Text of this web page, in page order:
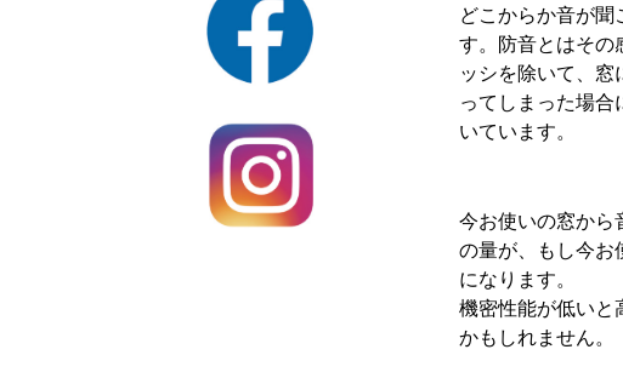
どこからか音が
す。防音とはその
ッシを除いて、
ってしまった場
いています。
今お使いの窓から
の量が、もし今お
になります。
機密性能が低いと
かもしれません。